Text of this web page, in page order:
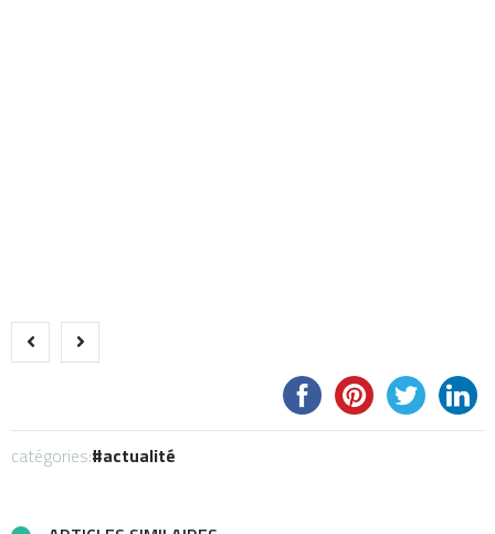
catégories: actualité